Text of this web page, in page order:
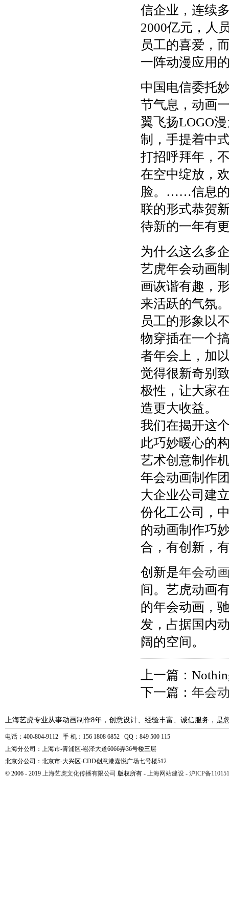
信企业，连续
2000亿元，人
员工的喜爱，
一阵动漫应用
中国电信委托
节气息，动画
翼飞扬LOGO
制，手提着中
打招呼拜年，
在空中绽放，
脸。……信息的
联的形式恭贺
待新的一年有
为什么这么多
艺虎年会动画
画诙谐有趣，
来活跃的气氛
员工的形象以
物穿插在一个
者年会上，加
觉得很新奇别
极性，让大家
造更大收益。
我们在揭开这
此巧妙暖心的
艺术创意制作
年会动画制作
大企业公司建
份化工公司，
的动画制作巧
合，有创新，
创新是年会动
间。艺虎动画
的年会动画，
发，占据国内
阔的空间。
上一篇：
下一篇： 年会
上海艺虎专业从事动画制作8年，创意设计、经验丰富、诚信服务，是
电话：400-804-9112 手 机：156 1808 6852 QQ：849 500 115
上海分公司：上海市-青浦区-崧泽大道6066弄36号楼三层
北京分公司：北京市-大兴区-CDD创意港嘉悦广场七号楼512
© 2006 - 2019 上海艺虎文化传播有限公司 版权所有 - 上海网站建设 - 沪ICP备